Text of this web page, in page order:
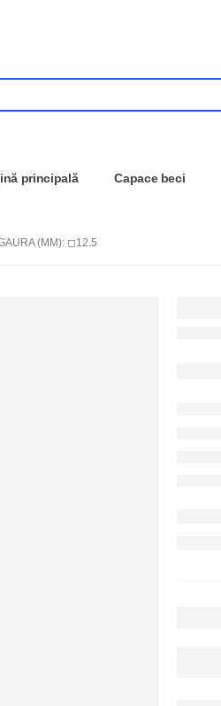
principală Capace beci
(MM): ◻12.5